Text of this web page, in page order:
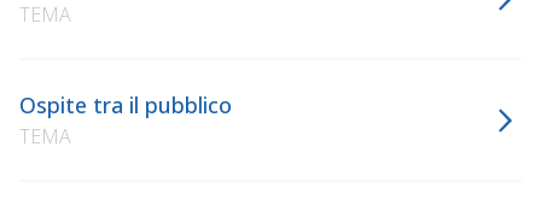
TEMA
Ospite tra il pubblico
TEMA